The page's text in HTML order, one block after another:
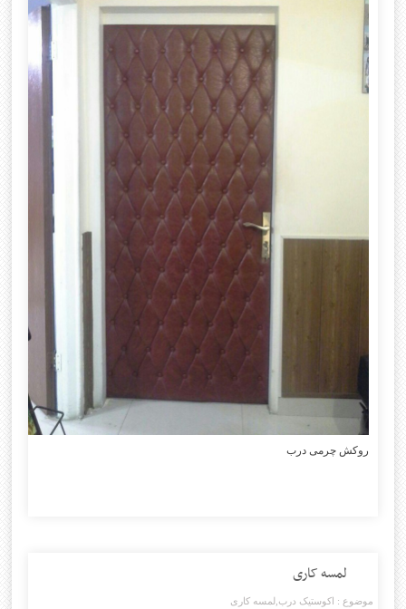
لمسه کاری
موضوع : اکوستیک درب لمسه کاری
روکش چرمی درب